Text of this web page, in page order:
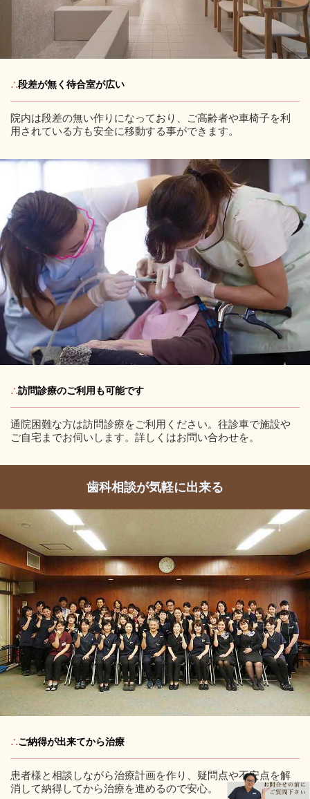
∴段差が無く待合室が広い
院内は段差の無い作りになっており、ご高齢者や車椅子を利
用されている方も安全に移動する事ができます。
∴訪問診療のご利用も可能です
通院困難な方は訪問診療をご利用ください。往診車で施設や
ご自宅までお伺いします。詳しくはお問い合わせを。
歯科相談が気軽に出来る
∴ご納得が出来てから治療
患者様と相談しながら治療計画を作り、疑問点や不安点を解
消して納得してから治療を進めるので安心。